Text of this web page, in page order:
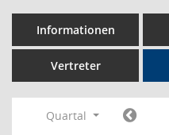
Informationen
Vertreter
Quartal